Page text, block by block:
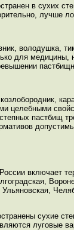
в сухих
лучше
володушка,
для медицины,
целебными
пастбищ
включает
сухие
луговые